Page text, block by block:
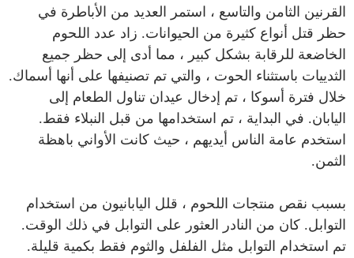
القرنين الثامن والتاسع ، استمر العديد من الأباطرة في
حظر قتل أنواع كثيرة من الحيوانات. زاد عدد اللحوم
الخاضعة للرقابة بشكل كبير ، مما أدى إلى حظر جميع
الثدييات باستثناء الحوت ، والتي تم تصنيفها على أنها أسماك.
خلال فترة أسوكا ، تم إدخال عيدان تناول الطعام إلى
اليابان. في البداية ، تم استخدامها من قبل النبلاء فقط.
استخدم عامة الناس أيديهم ، حيث كانت الأواني باهظة
الثمن.
بسبب نقص منتجات اللحوم ، قلل اليابانيون من استخدام
التوابل. كان من النادر العثور على التوابل في ذلك الوقت.
تم استخدام التوابل مثل الفلفل والثوم فقط بكمية قليلة.